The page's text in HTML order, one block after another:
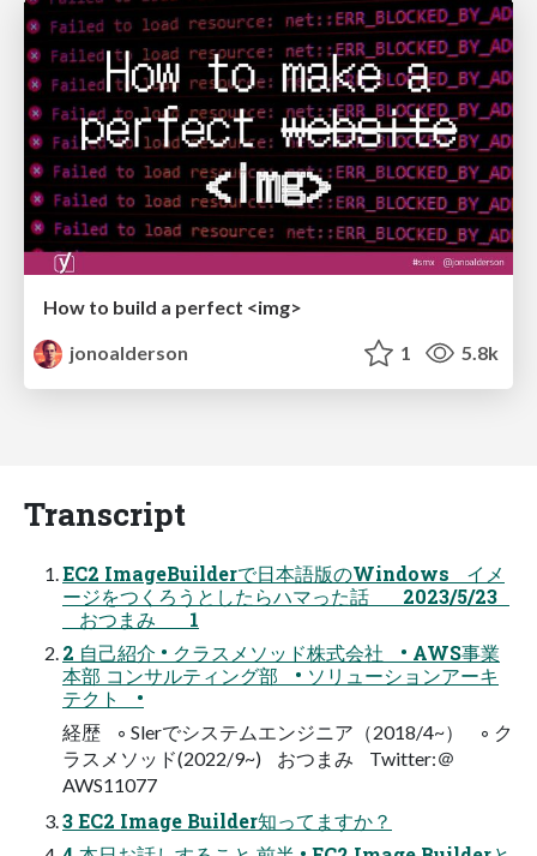
How to build a perfect <img>
jonoalderson
1 5.8k
Transcript
EC2 ImageBuilderで日本語版のWindows イメ
ージをつくろうとしたらハマった話 2023/5/23
おつまみ 1
2 自己紹介 • クラスメソッド株式会社 • AWS事業
本部 コンサルティング部 • ソリューションアーキ
テクト •
経歴 ◦ Slerでシステムエンジニア（2018/4~） ◦ ク
ラスメソッド(2022/9~) おつまみ Twitter:＠
AWS11077
3 EC2 Image Builder知ってますか？